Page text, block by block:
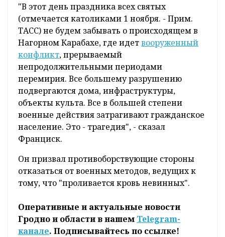
"В этот день праздника всех святых
(отмечается католиками 1 ноября. - Прим.
ТАСС) не будем забывать о происходящем в
Нагорном Карабахе, где идетвооруженный
конфликт, прерываемый
непродолжительными периодами
перемирия. Все большему разрушению
подвергаются дома, инфраструктуры,
объекты культа. Все в большей степени
военные действия затрагивают гражданское
население. Это - трагедия", - сказал
Франциск.
Он призвал противоборствующие стороны
отказаться от военных методов, ведущих к
тому, что "проливается кровь невинных".
Оперативные и актуальные новости
Гродно и области в нашем Telegram-
канале. Подписывайтесь по ссылке!